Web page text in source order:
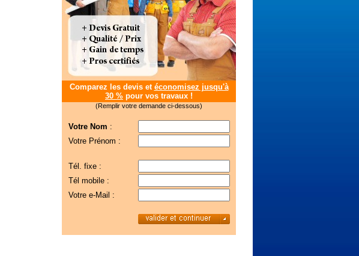
Comparez les devis et économisez jusqu'à
30 % pour vos travaux !
(Remplir votre demande ci-dessous)
Votre Nom :
Votre Prénom :
Tél. fixe :
Tél mobile :
Votre e-Mail :